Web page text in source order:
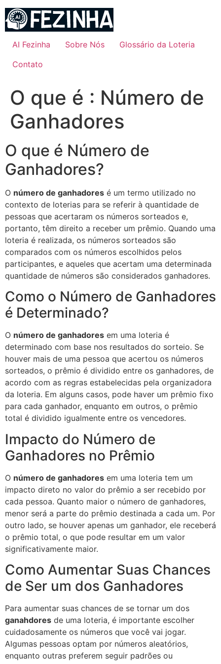
para
conteúdo
AI Fezinha Sobre Nós
Glossário da Loteria
Contato
O que é : Número de
Ganhadores
O que é Número de
Ganhadores?
O número de ganhadores é um termo utilizado no
contexto de loterias para se referir à quantidade de
pessoas que acertaram os números sorteados e,
portanto, têm direito a receber um prêmio. Quando uma
loteria é realizada, os números sorteados são
comparados com os números escolhidos pelos
participantes, e aqueles que acertam uma determinada
quantidade de números são considerados ganhadores.
Como o Número de Ganhadores
é Determinado?
O número de ganhadores em uma loteria é
determinado com base nos resultados do sorteio. Se
houver mais de uma pessoa que acertou os números
sorteados, o prêmio é dividido entre os ganhadores, de
acordo com as regras estabelecidas pela organizadora
da loteria. Em alguns casos, pode haver um prêmio fixo
para cada ganhador, enquanto em outros, o prêmio
total é dividido igualmente entre os vencedores.
Impacto do Número de
Ganhadores no Prêmio
O número de ganhadores em uma loteria tem um
impacto direto no valor do prêmio a ser recebido por
cada pessoa. Quanto maior o número de ganhadores,
menor será a parte do prêmio destinada a cada um. Por
outro lado, se houver apenas um ganhador, ele receberá
o prêmio total, o que pode resultar em um valor
significativamente maior.
Como Aumentar Suas Chances
de Ser um dos Ganhadores
Para aumentar suas chances de se tornar um dos
ganahdores de uma loteria, é importante escolher
cuidadosamente os números que você vai jogar.
Algumas pessoas optam por números aleatórios,
enquanto outras preferem seguir padrões ou